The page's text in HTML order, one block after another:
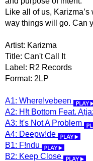
Like all of us,
way things will go. Can
Artist: Karizma
Title: Can't Call It
Label: R2 Records
Format: 2LP
A1: Where!vebeen
A2: H!t Bottom Feat.
A3: !t's Not A Problem
A4: Deepw!de
B1: F!ndu
B2: Keep Close